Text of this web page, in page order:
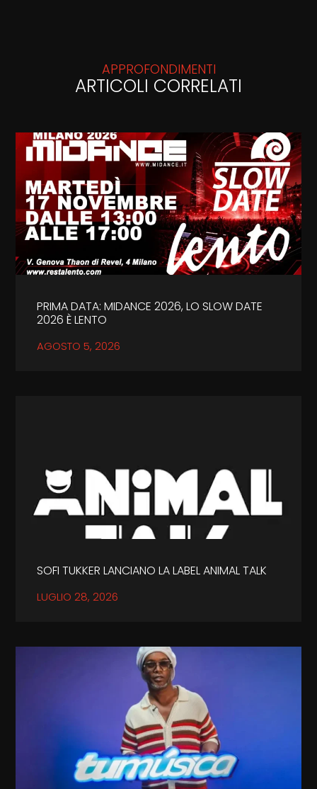
APPROFONDIMENTI
ARTICOLI CORRELATI
PRIMA DATA: MIDANCE 2026, LO SLOW DATE
2026 È LENTO
AGOSTO 5, 2026
SOFI TUKKER LANCIANO LA LABEL ANIMAL TALK
LUGLIO 28, 2026